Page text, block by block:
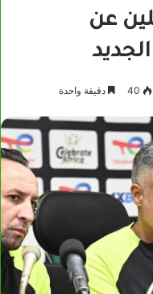
عن
40 دقيقة واحدة